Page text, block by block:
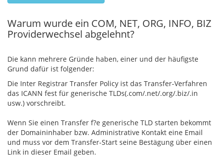
Warum wurde ein COM, NET, ORG, INFO, BIZ
Providerwechsel abgelehnt?
Die kann mehrere Gründe haben, einer und der häufigste
Grund dafür ist folgender:
Die Inter Registrar Transfer Policy ist das Transfer-Verfahren
das ICANN fest für generische TLDs(.com/.net/.org/.biz/.in
usw.) vorschreibt.
Wenn Sie einen Transfer f?e generische TLD starten bekommt
der Domaininhaber bzw. Administrative Kontakt eine Email
und muss vor dem Transfer-Start seine Bestägung über einen
Link in dieser Email geben.